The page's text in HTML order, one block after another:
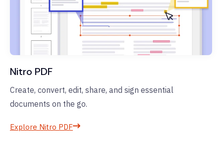
Nitro PDF
Create, convert, edit, share, and sign essential
documents on the go.
Explore Nitro PDF